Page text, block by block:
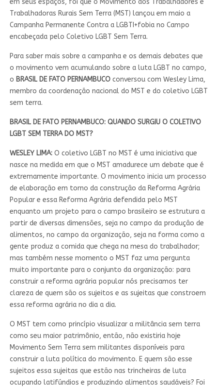
Trabalhadoras Rurais Sem Terra (MST) lançou em maio a
Campanha Permanente Contra a LGBTI+fobia no Campo
encabeçada pelo Coletivo LGBT Sem Terra.
Para saber mais sobre a campanha e os demais debates que
o movimento vem acumulando sobre a luta LGBT no campo,
o BRASIL DE FATO PERNAMBUCOconversou com Wesley Lima,
membro da coordenação nacional do MST e do coletivo LGBT
sem terra.
BRASIL DE FATO PERNAMBUCO: QUANDO SURGIU O COLETIVO
LGBT SEM TERRA DO MST?
WESLEY LIMA:O coletivo LGBT no MST é uma iniciativa que
nasce na medida em que o MST amadurece um debate que é
extremamente importante. O movimento inicia um processo
de elaboração em torno da construção da Reforma Agrária
Popular e essa Reforma Agrária defendida pelo MST
enquanto um projeto para o campo brasileiro se estrutura a
partir de diversas dimensões, seja no campo da produção de
alimentos, no campo da organização, seja na forma como a
gente produz a comida que chega na mesa do trabalhador;
mas também nesse momento o MST faz uma pergunta
muito importante para o conjunto da organização: para
construir a reforma agrária popular nós precisamos ter
clareza de quem são os sujeitos e as sujeitas que constroem
essa reforma agrária no dia a dia.
O MST tem como princípio visualizar a militância sem terra
como seu maior patrimônio, então, não existiria hoje
Movimento Sem Terra sem militantes disponíveis para
construir a luta política do movimento. E quem são esse
sujeitos essa sujeitas que estão nas trincheiras de luta
ocupando latifúndios e produzindo alimentos saudáveis? Foi